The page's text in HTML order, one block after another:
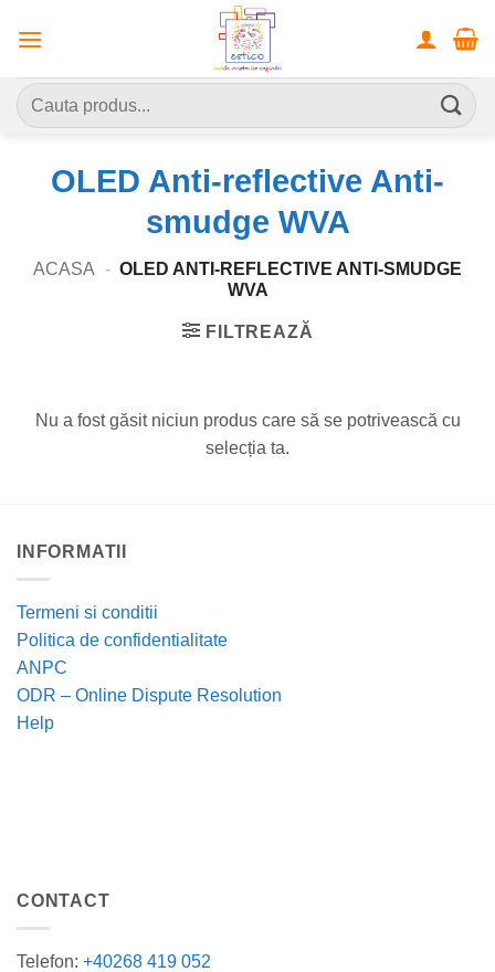
Caută
după:
OLED Anti-reflective Anti-
smudge WVA
ACASA - OLED ANTI-REFLECTIVE ANTI-SMUDGE
WVA
FILTREAZĂ
Nu a fost găsit niciun produs care să se potrivească cu
selecția ta.
INFORMATII
Termeni si conditii
Politica de confidentialitate
ANPC
ODR – Online Dispute Resolution
Help
CONTACT
Telefon: +40268 419 052